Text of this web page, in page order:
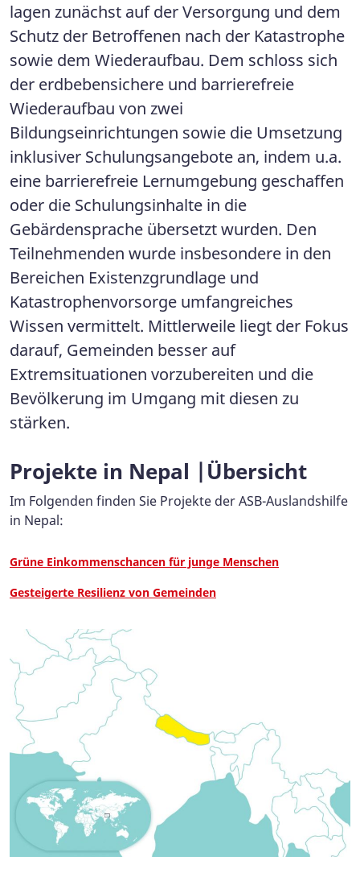
lagen zunächst auf der Versorgung und dem
Schutz der Betroffenen nach der Katastrophe
sowie dem Wiederaufbau. Dem schloss sich
der erdbebensichere und barrierefreie
Wiederaufbau von zwei
Bildungseinrichtungen sowie die Umsetzung
inklusiver Schulungsangebote an, indem u.a.
eine barrierefreie Lernumgebung geschaffen
oder die Schulungsinhalte in die
Gebärdensprache übersetzt wurden. Den
Teilnehmenden wurde insbesondere in den
Bereichen Existenzgrundlage und
Katastrophenvorsorge umfangreiches
Wissen vermittelt. Mittlerweile liegt der Fokus
darauf, Gemeinden besser auf
Extremsituationen vorzubereiten und die
Bevölkerung im Umgang mit diesen zu
stärken.
Projekte in Nepal |Übersicht
Im Folgenden finden Sie Projekte der ASB-Auslandshilfe
in Nepal:
Grüne Einkommenschancen für junge Menschen
Gesteigerte Resilienz von Gemeinden